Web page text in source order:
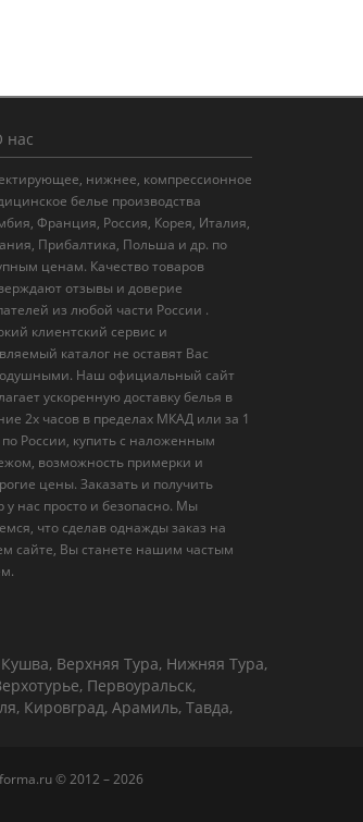
нас
нижнее, компрессионное
белье производства
Франция, Россия, Корея, Италия,
Прибалтика, Польша и др. по
ценам. Качество товаров
отзывы и доверие
из любой части России .
клиентский сервис и
каталог не оставят Вас
Наш официальный сайт
ускоренную доставку белья в
2х часов в пределах МКАД или за 1
России, купить с наложенным
возможность примерки и
цены. Заказать и получить
у нас просто и безопасно. Мы
что сделав однажды заказ на
сайте, Вы станете нашим частым
Верхняя Тура, Нижняя Тура,
Первоуральск,
Кировград, Арамиль, Тавда,
© 2012 – 2026